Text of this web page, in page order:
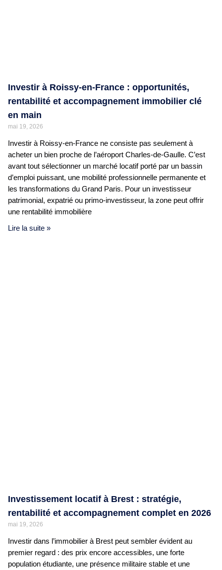
Investir à Roissy-en-France : opportunités,
rentabilité et accompagnement immobilier clé
en main
mai 19, 2026
Investir à Roissy-en-France ne consiste pas seulement à
acheter un bien proche de l’aéroport Charles-de-Gaulle. C’est
avant tout sélectionner un marché locatif porté par un bassin
d’emploi puissant, une mobilité professionnelle permanente et
les transformations du Grand Paris. Pour un investisseur
patrimonial, expatrié ou primo-investisseur, la zone peut offrir
une rentabilité immobilière
Lire la suite »
Investissement locatif à Brest : stratégie,
rentabilité et accompagnement complet en 2026
mai 19, 2026
Investir dans l’immobilier à Brest peut sembler évident au
premier regard : des prix encore accessibles, une forte
population étudiante, une présence militaire stable et une